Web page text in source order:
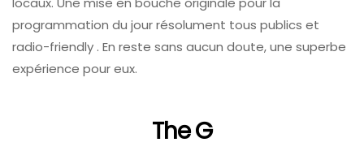
programmation du jour résolument tous publics et
radio-friendly . En reste sans aucun doute, une superbe
expérience pour eux.
The G